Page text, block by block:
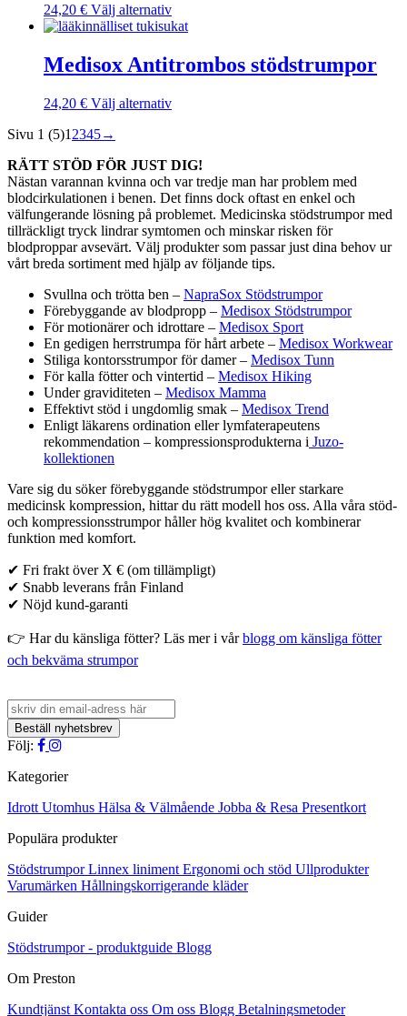
produktsidan
De
olika
kan
väljas
produktsidan
24,20 € Välj alternativDen
här
har
flera
De
kan
väljas
på
produktsidan
Medisox Antitrombos stödstrumpor
24,20 € Välj alternativDen
flera
varianter.
De
olika
alternativen
kan
väljas
produktsidan
Sivu 1 (5)1 2345→
RÄTT STÖD FÖR JUST DIG!
Nästan varannan kvinna och var tredje man har problem med
blodcirkulationen i benen. Det finns dock oftast en enkel och
välfungerande lösning på problemet. Medicinska stödstrumpor med
tillräckligt tryck lindrar symtomen och minskar risken för
blodproppar avsevärt. Välj produkter som passar just dina behov ur
vårt breda sortiment med hjälp av följande tips.
Svullna och trötta ben – NapraSox Stödstrumpor
Förebyggande av blodpropp – Medisox Stödstrumpor
För motionärer och idrottare – Medisox Sport
En gedigen herrstrumpa för hårt arbete – Medisox Workwear
Stiliga kontorsstrumpor för damer – Medisox Tunn
För kalla fötter och vintertid – Medisox Hiking
Under graviditeten – Medisox Mamma
Effektivt stöd i ungdomlig smak – Medisox Trend
Enligt läkarens ordination eller lymfaterapeutens
rekommendation – kompressionsprodukterna i Juzo-
kollektionen
Vare sig du söker förebyggande stödstrumpor eller starkare
medicinsk kompression, hittar du rätt modell hos oss. Alla våra stöd-
och kompressionsstrumpor håller hög kvalitet och kombinerar
funktion med komfort.
✔ Fri frakt över X € (om tillämpligt)
✔ Snabb leverans från Finland
✔ Nöjd kund-garanti
👉 Har du känsliga fötter? Läs mer i vårblogg om känsliga fötter
och bekväma strumpor
Följ:
Kategorier
Idrott Utomhus Hälsa & Välmående Jobba & Resa Presentkort
Populära produkter
StödstrumporLinnex liniment Ergonomi och stöd Ullprodukter
Varumärken Hållningskorrigerande kläder
Guider
Stödstrumpor - produktguide Blogg
Om Preston
Kundtjänst Kontakta oss Om oss Blogg Betalningsmetoder